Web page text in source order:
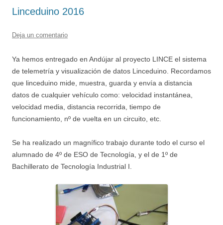
Linceduino 2016
Deja un comentario
Ya hemos entregado en Andújar al proyecto LINCE el sistema
de telemetría y visualización de datos Linceduino. Recordamos
que linceduino mide, muestra, guarda y envía a distancia
datos de cualquier vehículo como: velocidad instantánea,
velocidad media, distancia recorrida, tiempo de
funcionamiento, nº de vuelta en un circuito, etc.
Se ha realizado un magnífico trabajo durante todo el curso el
alumnado de 4º de ESO de Tecnología, y el de 1º de
Bachillerato de Tecnología Industrial I.